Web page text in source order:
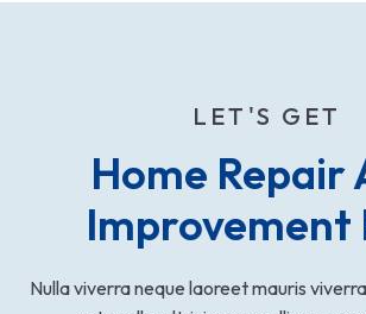
LET'S GET
Home Repair
Improvement
Nulla viverra neque laoreet mauris